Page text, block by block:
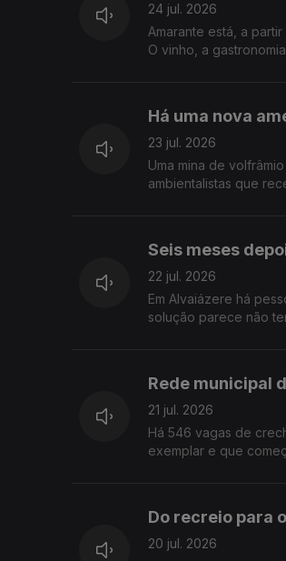
24 jul. 2026
Amarante está, a
O vinho, a
Há uma nova
23 jul. 2026
Uma mina de
ambientalistas que
Seis meses
22 jul. 2026
Em Alvaiázere há
solução parece não
Rede municipal
21 jul. 2026
Há 546 vagas de
exemplar e que
Do recreio para
20 jul. 2026